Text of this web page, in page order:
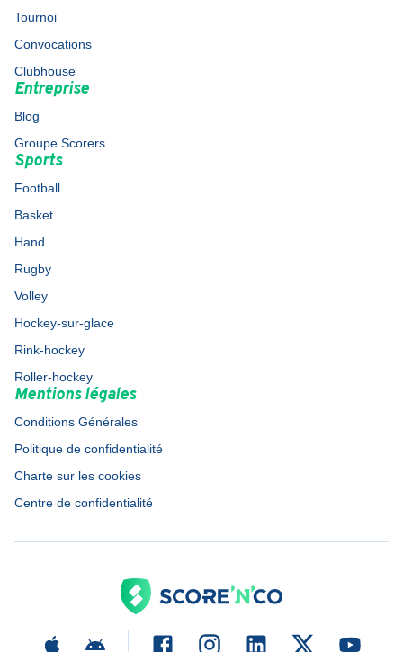
Tournoi
Convocations
Clubhouse
Entreprise
Blog
Groupe Scorers
Sports
Football
Basket
Hand
Rugby
Volley
Hockey-sur-glace
Rink-hockey
Roller-hockey
Mentions légales
Conditions Générales
Politique de confidentialité
Charte sur les cookies
Centre de confidentialité